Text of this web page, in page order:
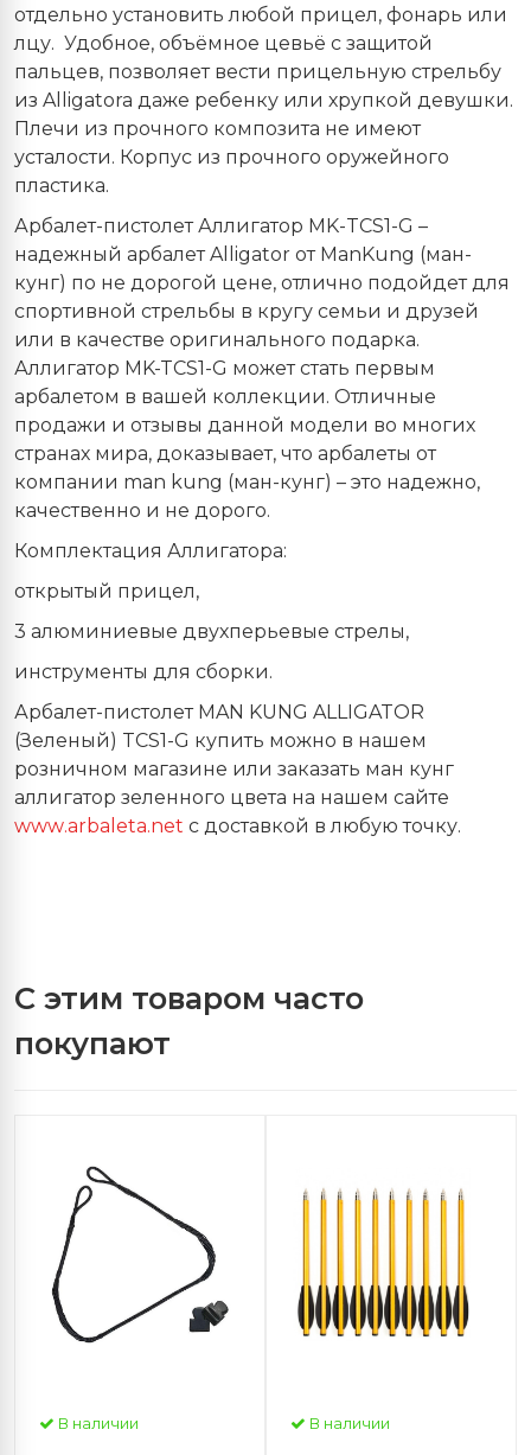
отдельно установить любой прицел, фонарь или
лцу. Удобное, объёмное цевьё с защитой
пальцев, позволяет вести прицельную стрельбу
из Alligatora даже ребенку или хрупкой девушки.
Плечи из прочного композита не имеют
усталости. Корпус из прочного оружейного
пластика.
Арбалет-пистолет Аллигатор MK-TCS1-G –
надежный арбалетAlligator от ManKung (ман-
кунг) по не дорогой цене, отлично подойдет для
спортивной стрельбы в кругу семьи и друзей
или в качестве оригинального подарка.
Аллигатор MK-TCS1-G может стать первым
арбалетом в вашей коллекции. Отличные
продажи и отзывы данной модели во многих
странах мира, доказывает, что арбалеты от
компании man kung (ман-кунг) – это надежно,
качественно и не дорого.
Комплектация Аллигатора:
открытый прицел,
3 алюминиевые двухперьевые стрелы,
инструменты для сборки.
Арбалет-пистолет MAN KUNG ALLIGATOR
(Зеленый) TCS1-G купить можно в нашем
розничном магазине или заказать ман кунг
аллигатор зеленного цвета на нашем сайте
www.arbaleta.net с доставкой в любую точку.
С этим товаром часто
покупают
В наличии В наличии